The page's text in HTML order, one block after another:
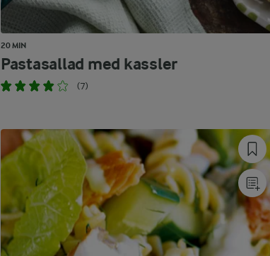
20 MIN
Pastasallad med kassler
(7)